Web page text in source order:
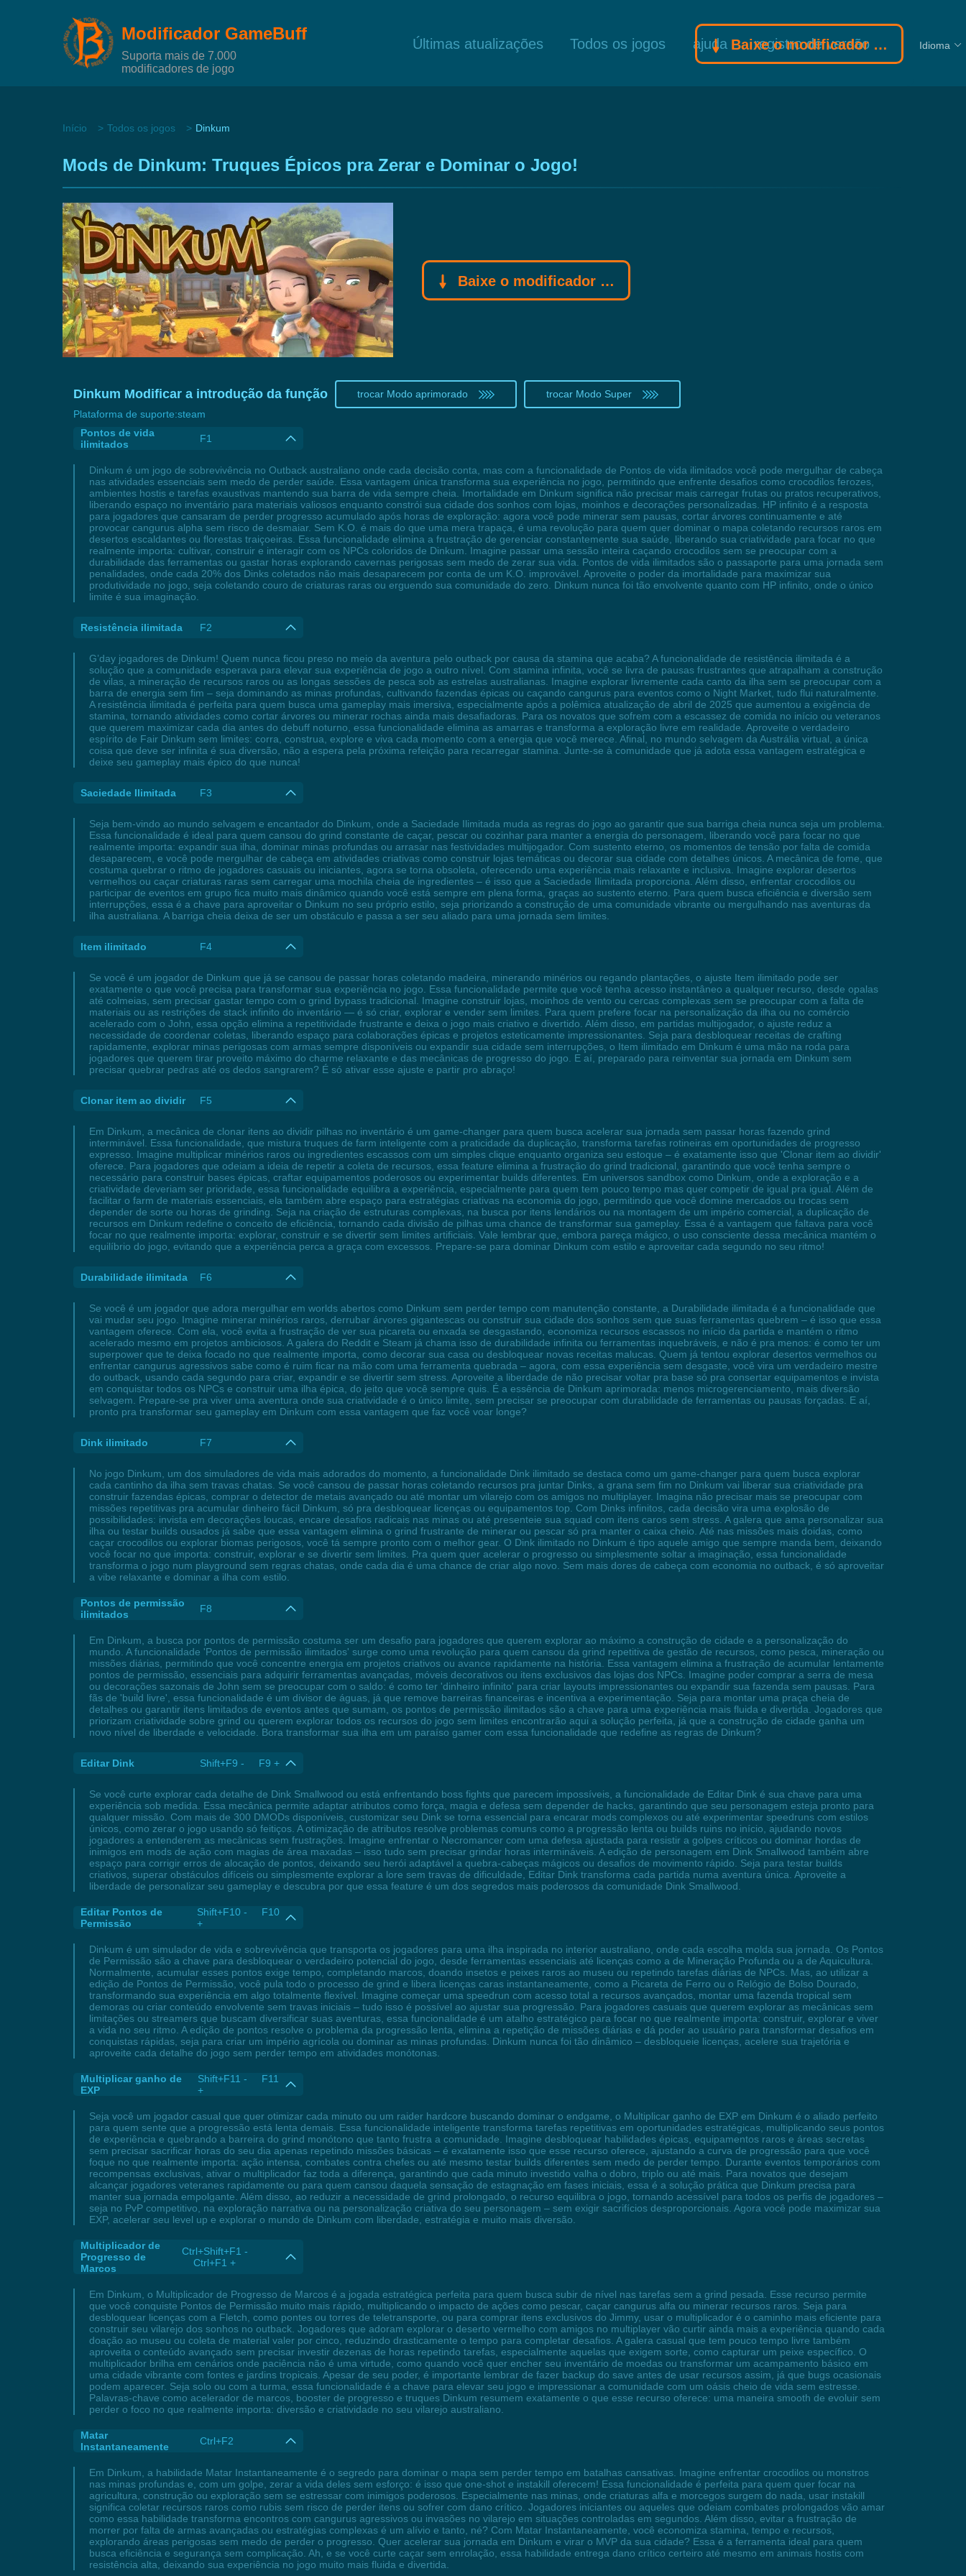
Modificador GameBuff
Suporta mais de 7.000
modificadores de jogo
Últimas atualizações Todos os jogos ajuda registro de versão
Baixe o modificador Gamebuff Idioma
Início Todos os jogos Dinkum
Mods de Dinkum: Truques Épicos pra Zerar e Dominar o Jogo!
Baixe o modificador Gamebuff
Dinkum Modificar a introdução da função trocar Modo aprimorado
trocar Modo Super
Plataforma de suporte:steam
Pontos de vida
ilimitados
F1
Dinkum é um jogo de sobrevivência no Outback australiano onde cada decisão conta, mas com a funcionalidade de Pontos de vida ilimitados você pode mergulhar de cabeça
nas atividades essenciais sem medo de perder saúde. Essa vantagem única transforma sua experiência no jogo, permitindo que enfrente desafios como crocodilos ferozes,
ambientes hostis e tarefas exaustivas mantendo sua barra de vida sempre cheia. Imortalidade em Dinkum significa não precisar mais carregar frutas ou pratos recuperativos,
liberando espaço no inventário para materiais valiosos enquanto constrói sua cidade dos sonhos com lojas, moinhos e decorações personalizadas. HP infinito é a resposta
para jogadores que cansaram de perder progresso acumulado após horas de exploração: agora você pode minerar sem pausas, cortar árvores continuamente e até
provocar cangurus alpha sem risco de desmaiar. Sem K.O. é mais do que uma mera trapaça, é uma revolução para quem quer dominar o mapa coletando recursos raros em
desertos escaldantes ou florestas traiçoeiras. Essa funcionalidade elimina a frustração de gerenciar constantemente sua saúde, liberando sua criatividade para focar no que
realmente importa: cultivar, construir e interagir com os NPCs coloridos de Dinkum. Imagine passar uma sessão inteira caçando crocodilos sem se preocupar com a
durabilidade das ferramentas ou gastar horas explorando cavernas perigosas sem medo de zerar sua vida. Pontos de vida ilimitados são o passaporte para uma jornada sem
penalidades, onde cada 20% dos Dinks coletados não mais desaparecem por conta de um K.O. improvável. Aproveite o poder da imortalidade para maximizar sua
produtividade no jogo, seja coletando couro de criaturas raras ou erguendo sua comunidade do zero. Dinkum nunca foi tão envolvente quanto com HP infinito, onde o único
limite é sua imaginação.
Resistência ilimitada F2
G’day jogadores de Dinkum! Quem nunca ficou preso no meio da aventura pelo outback por causa da stamina que acaba? A funcionalidade de resistência ilimitada é a
solução que a comunidade esperava para elevar sua experiência de jogo a outro nível. Com stamina infinita, você se livra de pausas frustrantes que atrapalham a construção
de vilas, a mineração de recursos raros ou as longas sessões de pesca sob as estrelas australianas. Imagine explorar livremente cada canto da ilha sem se preocupar com a
barra de energia sem fim – seja dominando as minas profundas, cultivando fazendas épicas ou caçando cangurus para eventos como o Night Market, tudo flui naturalmente.
A resistência ilimitada é perfeita para quem busca uma gameplay mais imersiva, especialmente após a polêmica atualização de abril de 2025 que aumentou a exigência de
stamina, tornando atividades como cortar árvores ou minerar rochas ainda mais desafiadoras. Para os novatos que sofrem com a escassez de comida no início ou veteranos
que querem maximizar cada dia antes do debuff noturno, essa funcionalidade elimina as amarras e transforma a exploração livre em realidade. Aproveite o verdadeiro
espírito de Fair Dinkum sem limites: corra, construa, explore e viva cada momento com a energia que você merece. Afinal, no mundo selvagem da Austrália virtual, a única
coisa que deve ser infinita é sua diversão, não a espera pela próxima refeição para recarregar stamina. Junte-se à comunidade que já adota essa vantagem estratégica e
deixe seu gameplay mais épico do que nunca!
Saciedade Ilimitada F3
Seja bem-vindo ao mundo selvagem e encantador do Dinkum, onde a Saciedade Ilimitada muda as regras do jogo ao garantir que sua barriga cheia nunca seja um problema.
Essa funcionalidade é ideal para quem cansou do grind constante de caçar, pescar ou cozinhar para manter a energia do personagem, liberando você para focar no que
realmente importa: expandir sua ilha, dominar minas profundas ou arrasar nas festividades multijogador. Com sustento eterno, os momentos de tensão por falta de comida
desaparecem, e você pode mergulhar de cabeça em atividades criativas como construir lojas temáticas ou decorar sua cidade com detalhes únicos. A mecânica de fome, que
costuma quebrar o ritmo de jogadores casuais ou iniciantes, agora se torna obsoleta, oferecendo uma experiência mais relaxante e inclusiva. Imagine explorar desertos
vermelhos ou caçar criaturas raras sem carregar uma mochila cheia de ingredientes – é isso que a Saciedade Ilimitada proporciona. Além disso, enfrentar crocodilos ou
participar de eventos em grupo fica muito mais dinâmico quando você está sempre em plena forma, graças ao sustento eterno. Para quem busca eficiência e diversão sem
interrupções, essa é a chave para aproveitar o Dinkum no seu próprio estilo, seja priorizando a construção de uma comunidade vibrante ou mergulhando nas aventuras da
ilha australiana. A barriga cheia deixa de ser um obstáculo e passa a ser seu aliado para uma jornada sem limites.
Item ilimitado F4
Se você é um jogador de Dinkum que já se cansou de passar horas coletando madeira, minerando minérios ou regando plantações, o ajuste Item ilimitado pode ser
exatamente o que você precisa para transformar sua experiência no jogo. Essa funcionalidade permite que você tenha acesso instantâneo a qualquer recurso, desde opalas
até colmeias, sem precisar gastar tempo com o grind bypass tradicional. Imagine construir lojas, moinhos de vento ou cercas complexas sem se preocupar com a falta de
materiais ou as restrições de stack infinito do inventário — é só criar, explorar e vender sem limites. Para quem prefere focar na personalização da ilha ou no comércio
acelerado com o John, essa opção elimina a repetitividade frustrante e deixa o jogo mais criativo e divertido. Além disso, em partidas multijogador, o ajuste reduz a
necessidade de coordenar coletas, liberando espaço para colaborações épicas e projetos esteticamente impressionantes. Seja para desbloquear receitas de crafting
rapidamente, explorar minas perigosas com armas sempre disponíveis ou expandir sua cidade sem interrupções, o Item ilimitado em Dinkum é uma mão na roda para
jogadores que querem tirar proveito máximo do charme relaxante e das mecânicas de progresso do jogo. E aí, preparado para reinventar sua jornada em Dinkum sem
precisar quebrar pedras até os dedos sangrarem? É só ativar esse ajuste e partir pro abraço!
Clonar item ao dividir F5
Em Dinkum, a mecânica de clonar itens ao dividir pilhas no inventário é um game-changer para quem busca acelerar sua jornada sem passar horas fazendo grind
interminável. Essa funcionalidade, que mistura truques de farm inteligente com a praticidade da duplicação, transforma tarefas rotineiras em oportunidades de progresso
expresso. Imagine multiplicar minérios raros ou ingredientes escassos com um simples clique enquanto organiza seu estoque – é exatamente isso que 'Clonar item ao dividir'
oferece. Para jogadores que odeiam a ideia de repetir a coleta de recursos, essa feature elimina a frustração do grind tradicional, garantindo que você tenha sempre o
necessário para construir bases épicas, craftar equipamentos poderosos ou experimentar builds diferentes. Em universos sandbox como Dinkum, onde a exploração e a
criatividade deveriam ser prioridade, essa funcionalidade equilibra a experiência, especialmente para quem tem pouco tempo mas quer competir de igual pra igual. Além de
facilitar o farm de materiais essenciais, ela também abre espaço para estratégias criativas na economia do jogo, permitindo que você domine mercados ou trocas sem
depender de sorte ou horas de grinding. Seja na criação de estruturas complexas, na busca por itens lendários ou na montagem de um império comercial, a duplicação de
recursos em Dinkum redefine o conceito de eficiência, tornando cada divisão de pilhas uma chance de transformar sua gameplay. Essa é a vantagem que faltava para você
focar no que realmente importa: explorar, construir e se divertir sem limites artificiais. Vale lembrar que, embora pareça mágico, o uso consciente dessa mecânica mantém o
equilíbrio do jogo, evitando que a experiência perca a graça com excessos. Prepare-se para dominar Dinkum com estilo e aproveitar cada segundo no seu ritmo!
Durabilidade ilimitada F6
Se você é um jogador que adora mergulhar em worlds abertos como Dinkum sem perder tempo com manutenção constante, a Durabilidade ilimitada é a funcionalidade que
vai mudar seu jogo. Imagine minerar minérios raros, derrubar árvores gigantescas ou construir sua cidade dos sonhos sem que suas ferramentas quebrem – é isso que essa
vantagem oferece. Com ela, você evita a frustração de ver sua picareta ou enxada se desgastando, economiza recursos escassos no início da partida e mantém o ritmo
acelerado mesmo em projetos ambiciosos. A galera do Reddit e Steam já chama isso de durabilidade infinita ou ferramentas inquebráveis, e não é pra menos: é como ter um
superpower que te deixa focado no que realmente importa, como decorar sua casa ou desbloquear novas receitas malucas. Quem já tentou explorar desertos vermelhos ou
enfrentar cangurus agressivos sabe como é ruim ficar na mão com uma ferramenta quebrada – agora, com essa experiência sem desgaste, você vira um verdadeiro mestre
do outback, usando cada segundo para criar, expandir e se divertir sem stress. Aproveite a liberdade de não precisar voltar pra base só pra consertar equipamentos e invista
em conquistar todos os NPCs e construir uma ilha épica, do jeito que você sempre quis. É a essência de Dinkum aprimorada: menos microgerenciamento, mais diversão
selvagem. Prepare-se pra viver uma aventura onde sua criatividade é o único limite, sem precisar se preocupar com durabilidade de ferramentas ou pausas forçadas. E aí,
pronto pra transformar seu gameplay em Dinkum com essa vantagem que faz você voar longe?
Dink ilimitado F7
No jogo Dinkum, um dos simuladores de vida mais adorados do momento, a funcionalidade Dink ilimitado se destaca como um game-changer para quem busca explorar
cada cantinho da ilha sem travas chatas. Se você cansou de passar horas coletando recursos pra juntar Dinks, a grana sem fim no Dinkum vai liberar sua criatividade pra
construir fazendas épicas, comprar o detector de metais avançado ou até montar um vilarejo com os amigos no multiplayer. Imagina não precisar mais se preocupar com
missões repetitivas pra acumular dinheiro fácil Dinkum, só pra desbloquear licenças ou equipamentos top. Com Dinks infinitos, cada decisão vira uma explosão de
possibilidades: invista em decorações loucas, encare desafios radicais nas minas ou até presenteie sua squad com itens caros sem stress. A galera que ama personalizar sua
ilha ou testar builds ousados já sabe que essa vantagem elimina o grind frustrante de minerar ou pescar só pra manter o caixa cheio. Até nas missões mais doidas, como
caçar crocodilos ou explorar biomas perigosos, você tá sempre pronto com o melhor gear. O Dink ilimitado no Dinkum é tipo aquele amigo que sempre manda bem, deixando
você focar no que importa: construir, explorar e se divertir sem limites. Pra quem quer acelerar o progresso ou simplesmente soltar a imaginação, essa funcionalidade
transforma o jogo num playground sem regras chatas, onde cada dia é uma chance de criar algo novo. Sem mais dores de cabeça com economia no outback, é só aproveitar
a vibe relaxante e dominar a ilha com estilo.
Pontos de permissão
ilimitados
F8
Em Dinkum, a busca por pontos de permissão costuma ser um desafio para jogadores que querem explorar ao máximo a construção de cidade e a personalização do
mundo. A funcionalidade 'Pontos de permissão ilimitados' surge como uma revolução para quem cansou da grind repetitiva de gestão de recursos, como pesca, mineração ou
missões diárias, permitindo que você concentre energia em projetos criativos ou avance rapidamente na história. Essa vantagem elimina a frustração de acumular lentamente
pontos de permissão, essenciais para adquirir ferramentas avançadas, móveis decorativos ou itens exclusivos das lojas dos NPCs. Imagine poder comprar a serra de mesa
ou decorações sazonais de John sem se preocupar com o saldo: é como ter 'dinheiro infinito' para criar layouts impressionantes ou expandir sua fazenda sem pausas. Para
fãs de 'build livre', essa funcionalidade é um divisor de águas, já que remove barreiras financeiras e incentiva a experimentação. Seja para montar uma praça cheia de
detalhes ou garantir itens limitados de eventos antes que sumam, os pontos de permissão ilimitados são a chave para uma experiência mais fluida e divertida. Jogadores que
priorizam criatividade sobre grind ou querem explorar todos os recursos do jogo sem limites encontrarão aqui a solução perfeita, já que a construção de cidade ganha um
novo nível de liberdade e velocidade. Bora transformar sua ilha em um paraíso gamer com essa funcionalidade que redefine as regras de Dinkum?
Editar Dink Shift+F9 - F9 +
Se você curte explorar cada detalhe de Dink Smallwood ou está enfrentando boss fights que parecem impossíveis, a funcionalidade de Editar Dink é sua chave para uma
experiência sob medida. Essa mecânica permite adaptar atributos como força, magia e defesa sem depender de hacks, garantindo que seu personagem esteja pronto para
qualquer missão. Com mais de 300 DMODs disponíveis, customizar seu Dink se torna essencial para encarar mods complexos ou até experimentar speedruns com estilos
únicos, como zerar o jogo usando só feitiços. A otimização de atributos resolve problemas comuns como a progressão lenta ou builds ruins no início, ajudando novos
jogadores a entenderem as mecânicas sem frustrações. Imagine enfrentar o Necromancer com uma defesa ajustada para resistir a golpes críticos ou dominar hordas de
inimigos em mods de ação com magias de área maxadas – isso tudo sem precisar grindar horas intermináveis. A edição de personagem em Dink Smallwood também abre
espaço para corrigir erros de alocação de pontos, deixando seu herói adaptável a quebra-cabeças mágicos ou desafios de movimento rápido. Seja para testar builds
criativos, superar obstáculos difíceis ou simplesmente explorar a lore sem travas de dificuldade, Editar Dink transforma cada partida numa aventura única. Aproveite a
liberdade de personalizar seu gameplay e descubra por que essa feature é um dos segredos mais poderosos da comunidade Dink Smallwood.
Editar Pontos de
Permissão
Shift+F10 - F10
+
Dinkum é um simulador de vida e sobrevivência que transporta os jogadores para uma ilha inspirada no interior australiano, onde cada escolha molda sua jornada. Os Pontos
de Permissão são a chave para desbloquear o verdadeiro potencial do jogo, desde ferramentas essenciais até licenças como a de Mineração Profunda ou a de Aquicultura.
Normalmente, acumular esses pontos exige tempo, completando marcos, doando insetos e peixes raros ao museu ou repetindo tarefas diárias de NPCs. Mas, ao utilizar a
edição de Pontos de Permissão, você pula todo o processo de grind e libera licenças caras instantaneamente, como a Picareta de Ferro ou o Relógio de Bolso Dourado,
transformando sua experiência em algo totalmente flexível. Imagine começar uma speedrun com acesso total a recursos avançados, montar uma fazenda tropical sem
demoras ou criar conteúdo envolvente sem travas iniciais – tudo isso é possível ao ajustar sua progressão. Para jogadores casuais que querem explorar as mecânicas sem
limitações ou streamers que buscam diversificar suas aventuras, essa funcionalidade é um atalho estratégico para focar no que realmente importa: construir, explorar e viver
a vida no seu ritmo. A edição de pontos resolve o problema da progressão lenta, elimina a repetição de missões diárias e dá poder ao usuário para transformar desafios em
conquistas rápidas, seja para criar um império agrícola ou dominar as minas profundas. Dinkum nunca foi tão dinâmico – desbloqueie licenças, acelere sua trajetória e
aproveite cada detalhe do jogo sem perder tempo em atividades monótonas.
Multiplicar ganho de
EXP
Shift+F11 - F11
+
Seja você um jogador casual que quer otimizar cada minuto ou um raider hardcore buscando dominar o endgame, o Multiplicar ganho de EXP em Dinkum é o aliado perfeito
para quem sente que a progressão está lenta demais. Essa funcionalidade inteligente transforma tarefas repetitivas em oportunidades estratégicas, multiplicando seus pontos
de experiência e quebrando a barreira do grind monótono que tanto frustra a comunidade. Imagine desbloquear habilidades épicas, equipamentos raros e áreas secretas
sem precisar sacrificar horas do seu dia apenas repetindo missões básicas – é exatamente isso que esse recurso oferece, ajustando a curva de progressão para que você
foque no que realmente importa: ação intensa, combates contra chefes ou até mesmo testar builds diferentes sem medo de perder tempo. Durante eventos temporários com
recompensas exclusivas, ativar o multiplicador faz toda a diferença, garantindo que cada minuto investido valha o dobro, triplo ou até mais. Para novatos que desejam
alcançar jogadores veteranes rapidamente ou para quem cansou daquela sensação de estagnação em fases iniciais, essa é a solução prática que Dinkum precisa para
manter sua jornada empolgante. Além disso, ao reduzir a necessidade de grind prolongado, o recurso equilibra o jogo, tornando acessível para todos os perfis de jogadores –
seja no PvP competitivo, na exploração narrativa ou na personalização criativa do seu personagem – sem exigir sacrifícios desproporcionais. Agora você pode maximizar sua
EXP, acelerar seu level up e explorar o mundo de Dinkum com liberdade, estratégia e muito mais diversão.
Multiplicador de
Progresso de
Marcos
Ctrl+Shift+F1 -
Ctrl+F1 +
Em Dinkum, o Multiplicador de Progresso de Marcos é a jogada estratégica perfeita para quem busca subir de nível nas tarefas sem a grind pesada. Esse recurso permite
que você conquiste Pontos de Permissão muito mais rápido, multiplicando o impacto de ações como pescar, caçar cangurus alfa ou minerar recursos raros. Seja para
desbloquear licenças com a Fletch, como pontes ou torres de teletransporte, ou para comprar itens exclusivos do Jimmy, usar o multiplicador é o caminho mais eficiente para
construir seu vilarejo dos sonhos no outback. Jogadores que adoram explorar o deserto vermelho com amigos no multiplayer vão curtir ainda mais a experiência quando cada
doação ao museu ou coleta de material valer por cinco, reduzindo drasticamente o tempo para completar desafios. A galera casual que tem pouco tempo livre também
aproveita o conteúdo avançado sem precisar investir dezenas de horas repetindo tarefas, especialmente aquelas que exigem sorte, como capturar um peixe específico. O
multiplicador brilha em cenários onde paciência não é uma virtude, como quando você quer encher seu inventário de moedas ou transformar um acampamento básico em
uma cidade vibrante com fontes e jardins tropicais. Apesar de seu poder, é importante lembrar de fazer backup do save antes de usar recursos assim, já que bugs ocasionais
podem aparecer. Seja solo ou com a turma, essa funcionalidade é a chave para elevar seu jogo e impressionar a comunidade com um oásis cheio de vida sem estresse.
Palavras-chave como acelerador de marcos, booster de progresso e truques Dinkum resumem exatamente o que esse recurso oferece: uma maneira smooth de evoluir sem
perder o foco no que realmente importa: diversão e criatividade no seu vilarejo australiano.
Matar
Instantaneamente
Ctrl+F2
Em Dinkum, a habilidade Matar Instantaneamente é o segredo para dominar o mapa sem perder tempo em batalhas cansativas. Imagine enfrentar crocodilos ou monstros
nas minas profundas e, com um golpe, zerar a vida deles sem esforço: é isso que one-shot e instakill oferecem! Essa funcionalidade é perfeita para quem quer focar na
agricultura, construção ou exploração sem se estressar com inimigos poderosos. Especialmente nas minas, onde criaturas alfa e morcegos surgem do nada, usar instakill
significa coletar recursos raros como rubis sem risco de perder itens ou sofrer com dano crítico. Jogadores iniciantes ou aqueles que odeiam combates prolongados vão amar
como essa habilidade transforma encontros com cangurus agressivos ou invasões no vilarejo em situações controladas em segundos. Além disso, evitar a frustração de
morrer por falta de armas avançadas ou estratégias complexas é um alívio e tanto, né? Com Matar Instantaneamente, você economiza stamina, tempo e recursos,
explorando áreas perigosas sem medo de perder o progresso. Quer acelerar sua jornada em Dinkum e virar o MVP da sua cidade? Essa é a ferramenta ideal para quem
busca eficiência e segurança sem complicação. Ah, e se você curte caçar sem enrolação, essa habilidade entrega dano crítico certeiro até mesmo em animais hostis com
resistência alta, deixando sua experiência no jogo muito mais fluida e divertida.